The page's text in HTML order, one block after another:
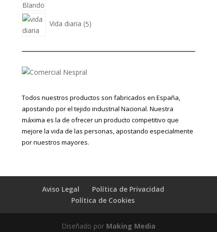
Vida diaria 5
productos
Todos nuestros productos son fabricados en España,
apostando por el tejido industrial Nacional. Nuestra
máxima es la de ofrecer un producto competitivo que
mejore la vida de las personas, apostando especialmente
por nuestros mayores.
Aviso Legal
Política de Privacidad
Política de Cookies
Diseñado por Making Media